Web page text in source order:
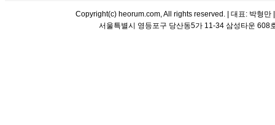
Copyright(c) heorum.com, All rights reserved. | 대표: 박형
서울특별시 영등포구 당산동5가 11-34 삼성타운